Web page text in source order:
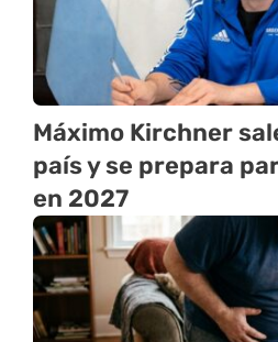
Máximo Kirchner
país y se prepara
en 2027